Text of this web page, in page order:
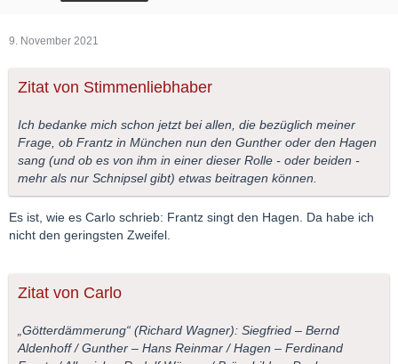
9. November 2021
Zitat von Stimmenliebhaber
Ich bedanke mich schon jetzt bei allen, die bezüglich meiner
Frage, ob Frantz in München nun den Gunther oder den Hagen
sang (und ob es von ihm in einer dieser Rolle - oder beiden -
mehr als nur Schnipsel gibt) etwas beitragen können.
Es ist, wie es Carlo schrieb: Frantz singt den Hagen. Da habe ich
nicht den geringsten Zweifel.
Zitat von Carlo
„Götterdämmerung“ (Richard Wagner): Siegfried – Bernd
Aldenhoff / Gunther – Hans Reinmar / Hagen – Ferdinand